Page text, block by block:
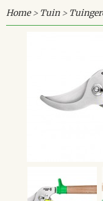
Home> Tuin>